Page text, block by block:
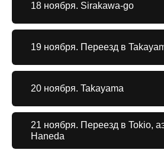
18 ноября. Sirakawa-go
19 ноября. Переезд в
20 ноября. Takayama
21 ноября. Переезд в Tokio,
Haneda